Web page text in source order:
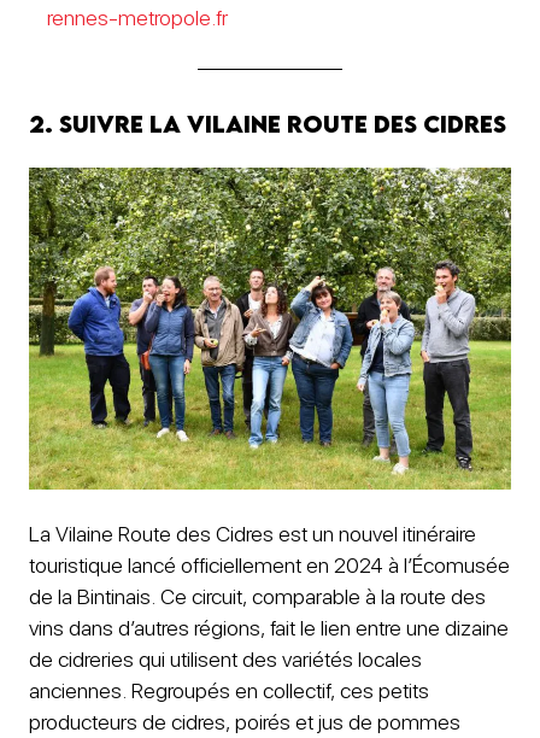
rennes-metropole.fr
2. Suivre la Vilaine Route des Cidres
La Vilaine Route des Cidres est un nouvel itinéraire
touristique lancé officiellement en 2024 à l’Écomusée
de la Bintinais. Ce circuit, comparable à la route des
vins dans d’autres régions, fait le lien entre une dizaine
de cidreries qui utilisent des variétés locales
anciennes. Regroupés en collectif, ces petits
producteurs de cidres, poirés et jus de pommes